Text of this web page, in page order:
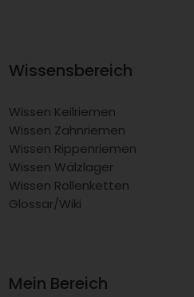
Wissensbereich
Wissen Keilriemen
Wissen Zahnriemen
Wissen Rippenriemen
Wissen Wälzlager
Wissen Rollenketten
Glossar/Wiki
Mein Bereich